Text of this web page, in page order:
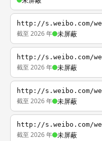
http://s.weibo.com/
截至 2026 年 未屏蔽
http://s.weibo.com/
截至 2026 年 未屏蔽
http://s.weibo.com/
截至 2026 年 未屏蔽
http://s.weibo.com/
截至 2026 年 未屏蔽